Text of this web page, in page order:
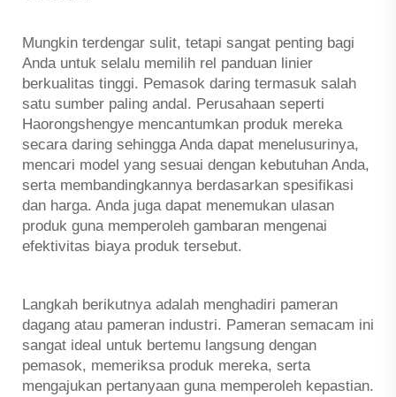
Mungkin terdengar sulit, tetapi sangat penting bagi
Anda untuk selalu memilih rel panduan linier
berkualitas tinggi. Pemasok daring termasuk salah
satu sumber paling andal. Perusahaan seperti
Haorongshengye mencantumkan produk mereka
secara daring sehingga Anda dapat menelusurinya,
mencari model yang sesuai dengan kebutuhan Anda,
serta membandingkannya berdasarkan spesifikasi
dan harga. Anda juga dapat menemukan ulasan
produk guna memperoleh gambaran mengenai
efektivitas biaya produk tersebut.
Langkah berikutnya adalah menghadiri pameran
dagang atau pameran industri. Pameran semacam ini
sangat ideal untuk bertemu langsung dengan
pemasok, memeriksa produk mereka, serta
mengajukan pertanyaan guna memperoleh kepastian.